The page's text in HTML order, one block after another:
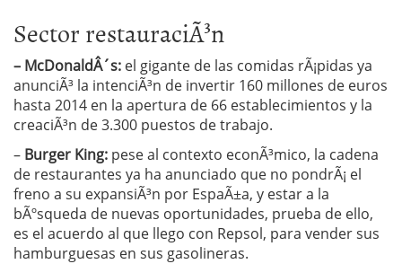
Sector restauraciÃ³n
– McDonaldÂ´s: el gigante de las comidas rÃ¡pidas ya
anunciÃ³ la intenciÃ³n de invertir 160 millones de euros
hasta 2014 en la apertura de 66 establecimientos y la
creaciÃ³n de 3.300 puestos de trabajo.
– Burger King: pese al contexto econÃ³mico, la cadena
de restaurantes ya ha anunciado que no pondrÃ¡ el
freno a su expansiÃ³n por EspaÃ±a, y estar a la
bÃºsqueda de nuevas oportunidades, prueba de ello,
es el acuerdo al que llego con Repsol, para vender sus
hamburguesas en sus gasolineras.